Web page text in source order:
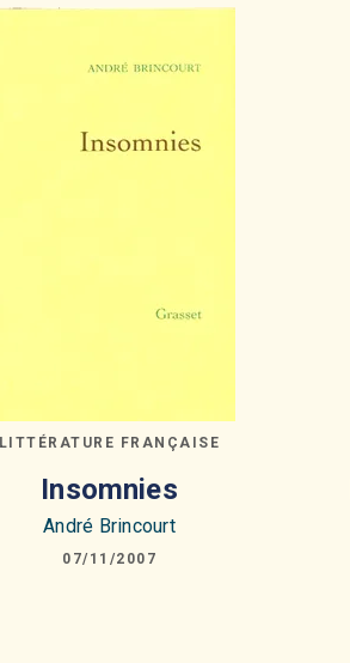
LITTÉRATURE FRANÇAISE
Insomnies
André Brincourt
07/11/2007